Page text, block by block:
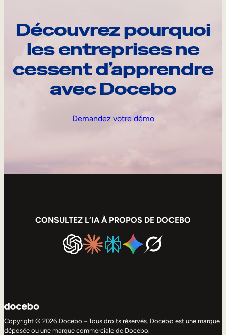
Découvrez pourquoi
les entreprises ne
cessent d’apprendre
avec Docebo
Demandez votre démo
CONSULTEZ L’IA À PROPOS DE DOCEBO
Copyright © 2026 Docebo – Tous droits réservés. Docebo est une marque
déposée ou une marque commerciale de Docebo.